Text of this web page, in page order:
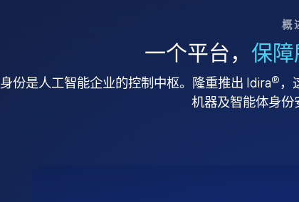
概
一个平台， 保
身份是人工智能企业的控制中枢。隆重推出 Idira® ，
机器及智能体身份